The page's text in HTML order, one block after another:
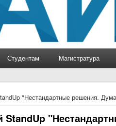
Студентам Магистратура
"Нестандартные решения.